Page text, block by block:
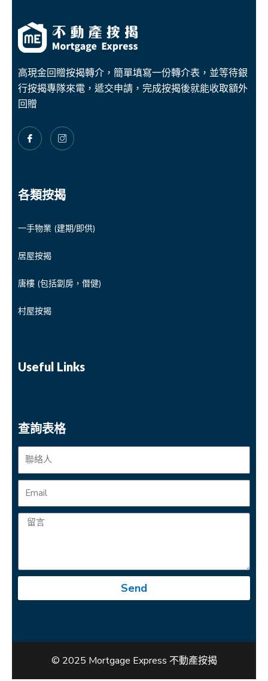
高現金回贈按揭轉介，簡單填寫一份轉介表，並等待銀
行按揭專隊來電，遞交申請，完成按揭後就能收取額外
回贈
各類按揭
一手物業 (建期/即供)
居屋按揭
唐樓 (包括劏房，僭健)
村屋按揭
Useful Links
查詢表格
Send
© 2025 Mortgage Express 不動產按揭